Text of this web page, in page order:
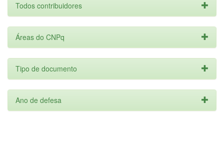
Todos contribuidores
Áreas do CNPq
Tipo de documento
Ano de defesa